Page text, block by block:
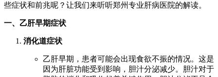
些症状和前兆呢？让我们来听听郑州专业肝病医院的解读。
一、乙肝早期症状
消化道症状
乙肝早期，患者可能会出现食欲不振的情况。这是
因为肝脏功能受到影响，胆汁分泌减少。胆汁对于